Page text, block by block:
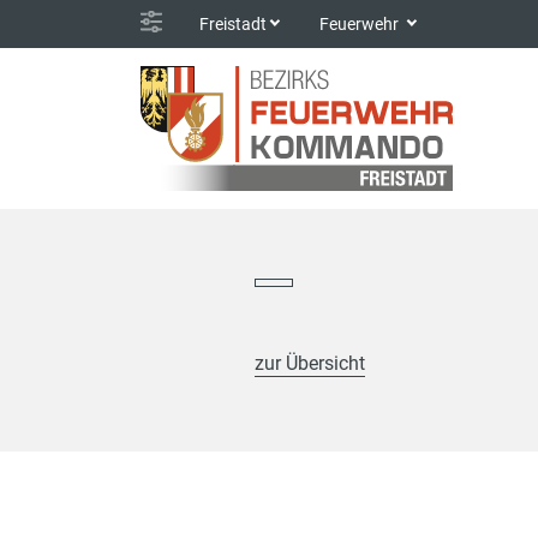
Freistadt Feuerwehr
zur Übersicht